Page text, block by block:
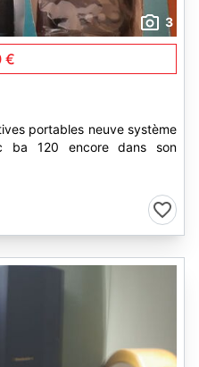
3
€
portables neuve système
ba 120 encore dans son